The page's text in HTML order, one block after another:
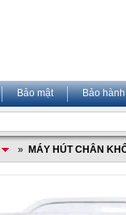
Bảo mật Bảo hành
» MÁY HÚT CHÂN